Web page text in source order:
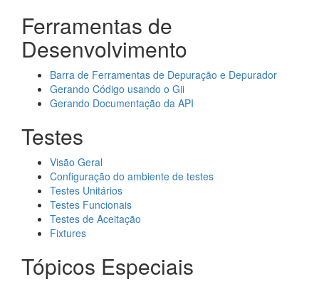
Ferramentas de
Desenvolvimento
Barra de Ferramentas de Depuração e Depurador
Gerando Código usando o Gii
Gerando Documentação da API
Testes
Visão Geral
Configuração do ambiente de testes
Testes Unitários
Testes Funcionais
Testes de Aceitação
Fixtures
Tópicos Especiais